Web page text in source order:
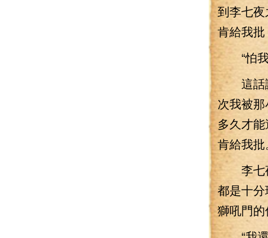
到李七
肯給我
“怕我騙
這話讓
次我被
多久才
肯給我批
李七夜
都是十
獅吼門的